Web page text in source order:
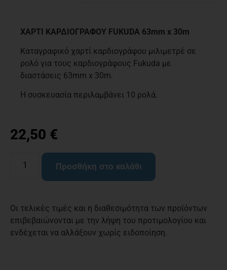
ΧΑΡΤΙ ΚΑΡΔΙΟΓΡΑΦΟΥ FUKUDA 63mm x 30m
Καταγραφικό χαρτί καρδιογράφου μιλιμετρέ σε
ρολό για τους καρδιογράφους Fukuda με
διαστάσεις 63mm x 30m.
Η συσκευασία περιλαμβάνει 10 ρολά.
22,50 €
Προσθήκη στο καλάθι
Οι τελικές τιμές και η διαθεσιμότητα των προϊόντων
επιβεβαιώνονται με την λήψη του προτιμολογίου και
ενδέχεται να αλλάξουν χωρίς ειδοποίηση.